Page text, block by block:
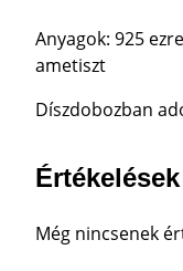
Anyagok: 925
ametiszt
Díszdobozban
Értékelések
Még nincsenek